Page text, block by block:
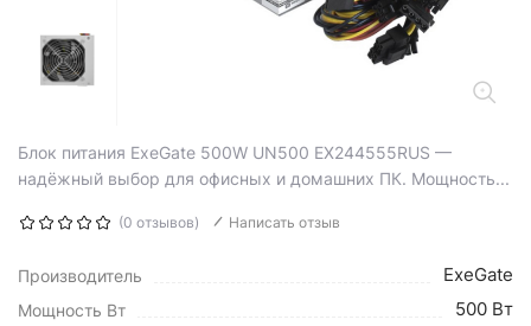
Блок питания ExeGate 500W UN500 EX244555RUS —
надёжный выбор для офисных и домашних ПК. Мощность...
(0 отзывов) Написать отзыв
Производитель ExeGate
Мощность Вт 500 Вт